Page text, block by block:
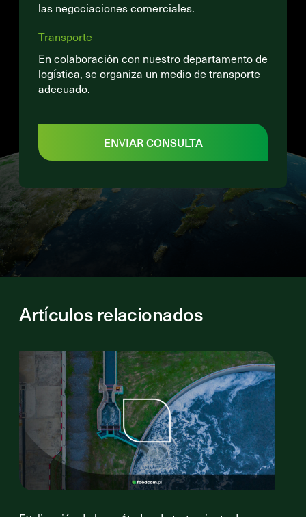
las negociaciones comerciales.
Transporte
En colaboración con nuestro departamento de
logística, se organiza un medio de transporte
adecuado.
ENVIAR CONSULTA
Artículos relacionados